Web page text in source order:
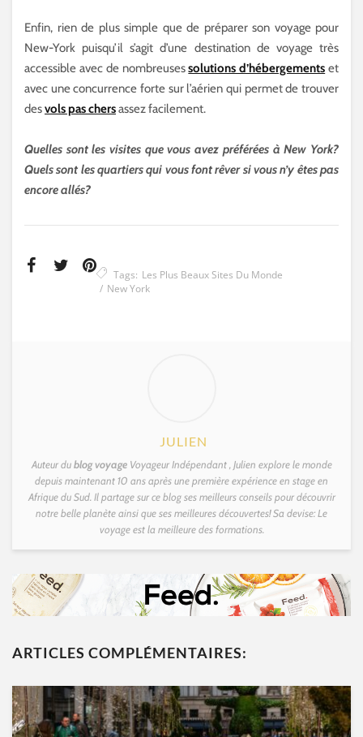
Enfin, rien de plus simple que de préparer son voyage pour
New-York puisqu’il s’agit d’une destination de voyage très
accessible avec de nombreusessolutions d’hébergements et
avec une concurrence forte sur l’aérien qui permet de trouver
desvols pas chersassez facilement.
Quelles sont les visites que vous avez préférées à New York?
Quels sont les quartiers qui vous font rêver si vous n’y êtes pas
encore allés?
Tags: Les Plus Beaux Sites Du Monde
New York
JULIEN
Auteur dublog voyageVoyageur Indépendant , Julien explore le monde
depuis maintenant 10 ans après une première expérience en stage en
Afrique du Sud. Il partage sur ce blog ses meilleurs conseils pour découvrir
notre belle planète ainsi que ses meilleures découvertes! Sa devise: Le
voyage est la meilleure des formations.
ARTICLES COMPLÉMENTAIRES: